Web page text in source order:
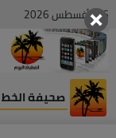
06 , أغسطس 2026
صحيفة الخط